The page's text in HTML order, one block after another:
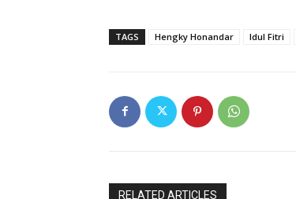
TAGS Hengky Honandar Idul Fitri
RELATED ARTICLES